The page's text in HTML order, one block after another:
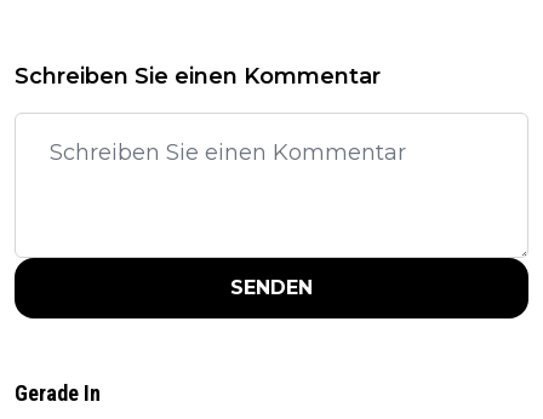
Schreiben Sie einen Kommentar
SENDEN
Gerade In